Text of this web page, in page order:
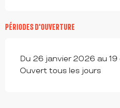
PÉRIODES D'OUVERTURE
Du 26 janvier 2026 au
Ouvert tous les jours